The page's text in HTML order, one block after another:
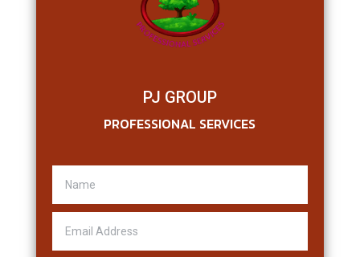
PJ GROUP
PROFESSIONAL SERVICES